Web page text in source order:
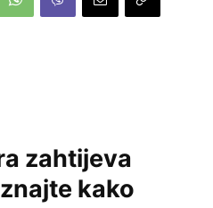
zahtijeva
kako